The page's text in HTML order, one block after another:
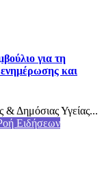
για τη
και
& Δημόσιας Υγείας...
Ειδήσεων